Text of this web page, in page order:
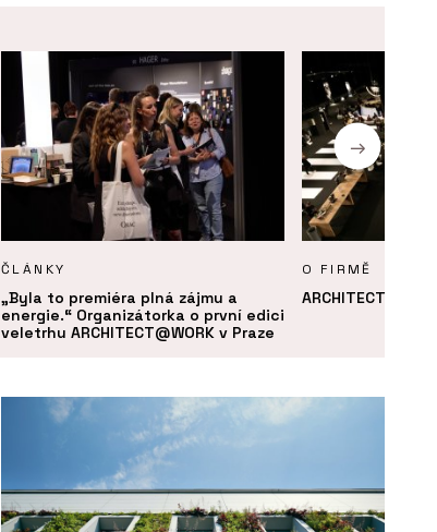
ČLÁNKY
„Byla to premiéra plná zájmu a
energie.“ Organizátorka o první edici
veletrhu ARCHITECT@WORK v Praze
O FIRMĚ
ARCHITECT@WORK